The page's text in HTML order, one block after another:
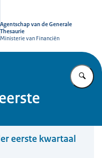
Agentschap van de Generale
Thesaurie
Ministerie van Financiën
eerste kwartaal